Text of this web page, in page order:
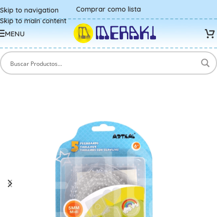
Skip to navigation
Skip to main content
Comprar como lista
MENU